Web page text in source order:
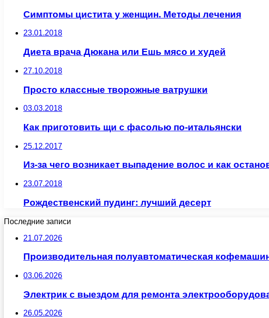
Симптомы цистита у женщин. Методы лечения
23.01.2018
Диета врача Дюкана или Ешь мясо и худей
27.10.2018
Просто классные творожные ватрушки
03.03.2018
Как приготовить щи с фасолью по-итальянски
25.12.2017
Из-за чего возникает выпадение волос и как
23.07.2018
Рождественский пудинг: лучший десерт
Последние записи
21.07.2026
Производительная полуавтоматическая
03.06.2026
Электрик с выездом для ремонта
26.05.2026